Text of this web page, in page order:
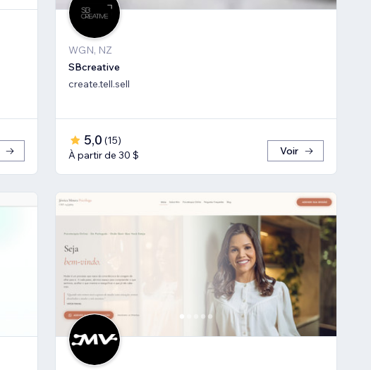
WGN, NZ
SBcreative
create.tell.sell
5,0 (15)
À partir de 30 $
Voir